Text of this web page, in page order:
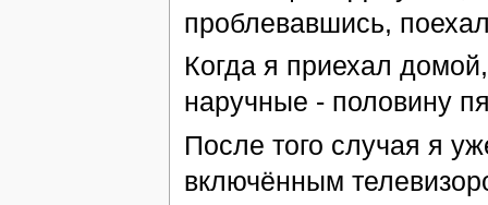
проблевавшись,
Когда я приехал
наручные - половину
После того случая я
включённым